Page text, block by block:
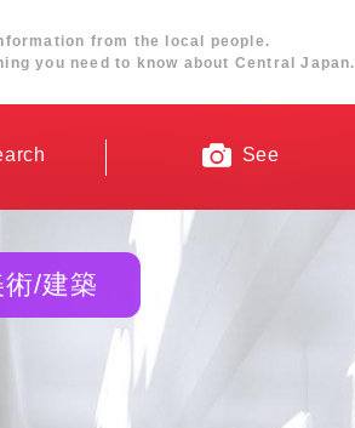
from the local people.
you need to know about Central Japan.
See
/建築